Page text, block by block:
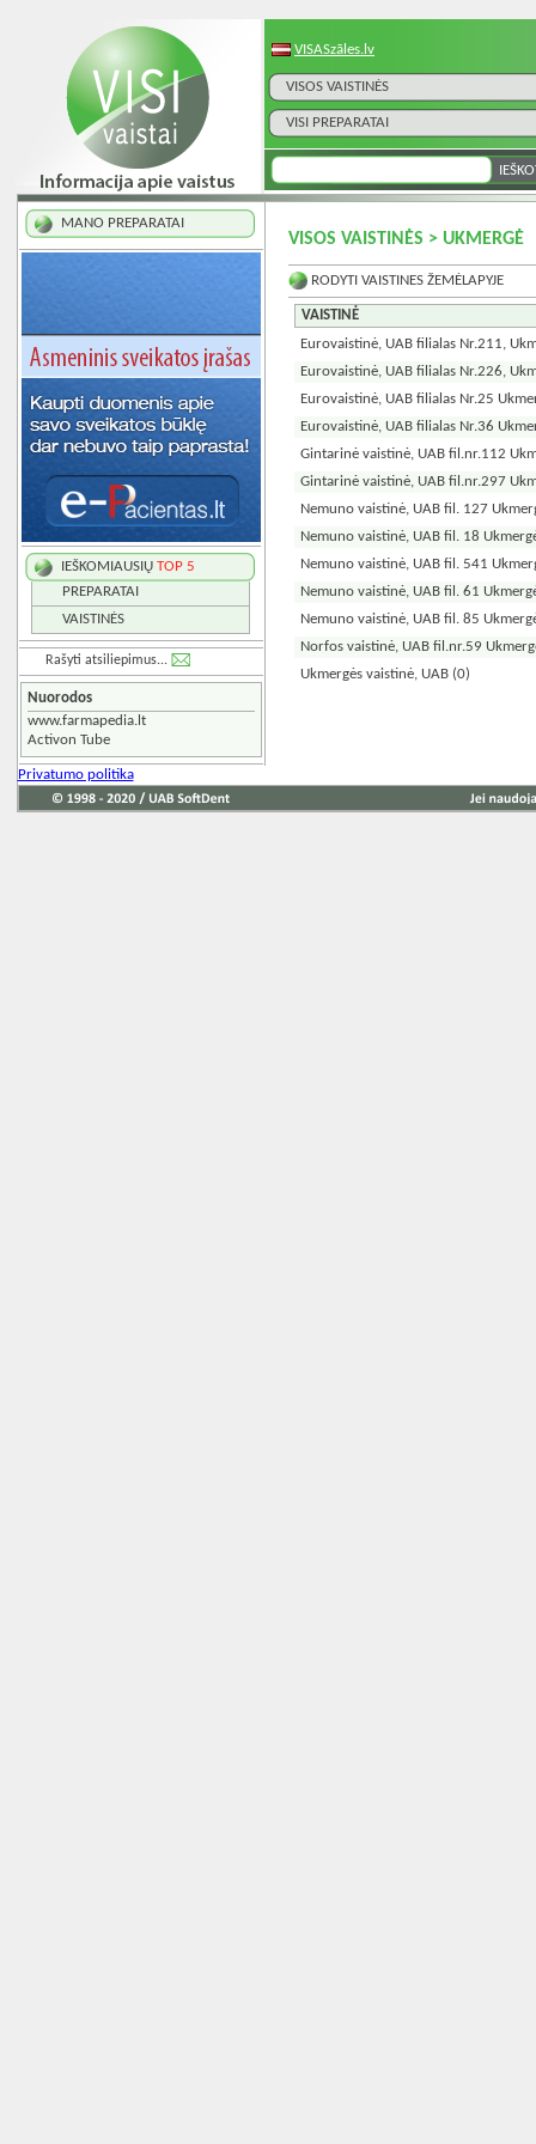
VISASzāles.lv
VISOS VAISTINĖS
VISI PREPARATAI
MANO PREPARATAI
IEŠKOMIAUSIŲ TOP 5
PREPARATAI
VAISTINĖS
Rašyti atsiliepimus...
Nuorodos
www.farmapedia.lt
Activon Tube
VISOS VAISTINĖS > UKMERGĖ
RODYTI VAISTINES ŽEMĖLAPYJE
VAISTINĖ
Eurovaistinė, UAB filialas Nr.211,
Eurovaistinė, UAB filialas Nr.226,
Eurovaistinė, UAB filialas Nr.25
Eurovaistinė, UAB filialas Nr.36
Gintarinė vaistinė, UAB fil.nr.112
Gintarinė vaistinė, UAB fil.nr.297
Nemuno vaistinė, UAB fil. 127
Nemuno vaistinė, UAB fil. 18
Nemuno vaistinė, UAB fil. 541
Nemuno vaistinė, UAB fil. 61
Nemuno vaistinė, UAB fil. 85
Norfos vaistinė, UAB fil.nr.59
Ukmergės vaistinė, UAB (0)
Privatumo politika